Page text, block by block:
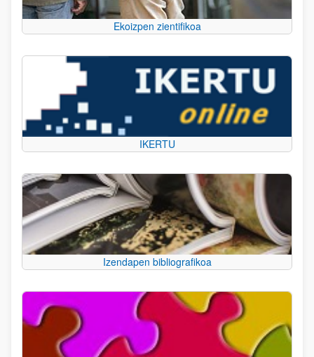
Ekoizpen zientifikoa
IKERTU
Izendapen bibliografikoa